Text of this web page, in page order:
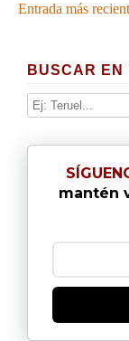
Entrada más
BUSCAR EN
mantén